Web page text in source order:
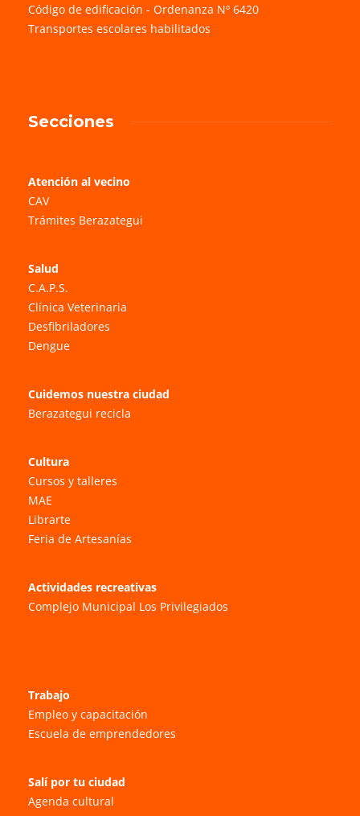
Código de edificación - Ordenanza Nº 6420
Transportes escolares habilitados
Secciones
Atención al vecino
CAV
Trámites Berazategui
Salud
C.A.P.S.
Clínica Veterinaria
Desfibriladores
Dengue
Cuidemos nuestra ciudad
Berazategui recicla
Cultura
Cursos y talleres
MAE
Librarte
Feria de Artesanías
Actividades recreativas
Complejo Municipal Los Privilegiados
Trabajo
Empleo y capacitación
Escuela de emprendedores
Salí por tu ciudad
Agenda cultural